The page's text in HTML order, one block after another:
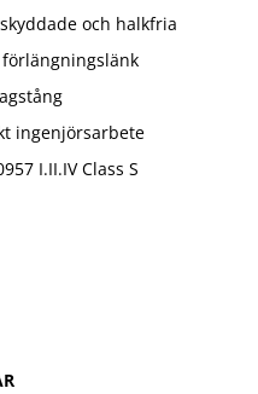
och halkfria
ingenjörsarbete
I.II.IV Class S